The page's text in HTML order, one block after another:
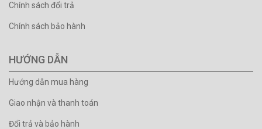
Chính sách đổi trả
Chính sách bảo hành
HƯỚNG DẪN
Hướng dẫn mua hàng
Giao nhận và thanh toán
Đổi trả và bảo hành